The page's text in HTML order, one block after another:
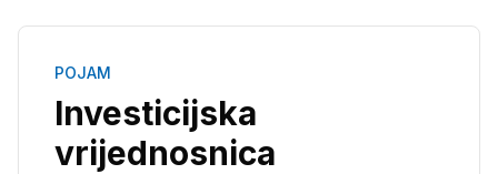
POJAM
Investicijska
vrijednosnica